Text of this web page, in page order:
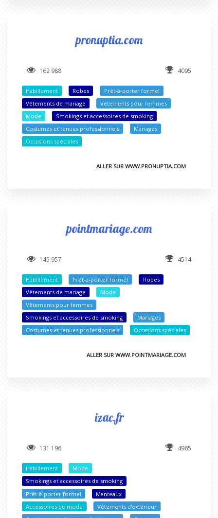
pronuptia.com
162 988 4095
Habillement Robes
Prêt-à-porter formel
Vêtements de mariage
Vêtements pour femmes
Mode
Smokings et accessoires de smoking
Costumes et tenues professionnels
Mariages
Occasions spéciales
ALLER SUR WWW.PRONUPTIA.COM
pointmariage.com
145 957 4514
Habillement Prêt-à-porter formel
Robes
Vêtements de mariage
Mode
Vêtements pour femmes
Smokings et accessoires de smoking
Mariages
Costumes et tenues professionnels
Occasions spéciales
ALLER SUR WWW.POINTMARIAGE.COM
izac.fr
131 196 4965
Habillement
Mode
Smokings et accessoires de smoking
Prêt-à-porter formel
Manteaux
Accessoires de mode
Vêtements d'extérieur